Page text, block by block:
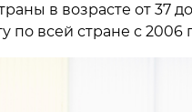
в возрасте от 37 до
по всей стране с 2006